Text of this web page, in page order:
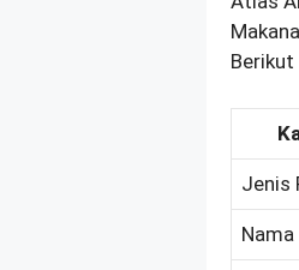
Berikut
Jenis